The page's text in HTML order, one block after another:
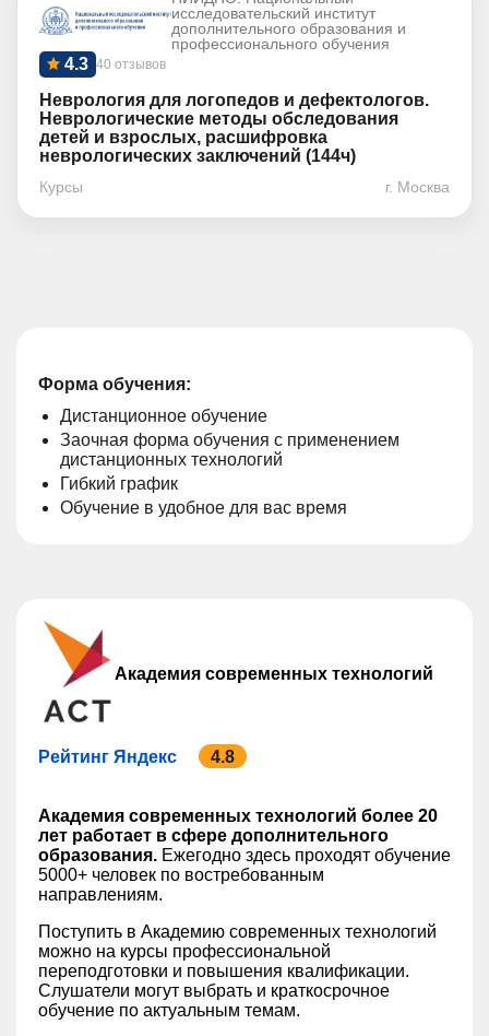
исследовательский институт
дополнительного образования и
профессионального обучения
40 отзывов
4.3
Неврология для логопедов и дефектологов.
Неврологические методы обследования
детей и взрослых, расшифровка
неврологических заключений (144ч)
Курсы г. Москва
Форма обучения:
Дистанционное обучение
Заочная форма обучения с применением
дистанционных технологий
Гибкий график
Обучение в удобное для вас время
Академия современных технологий
Рейтинг Яндекс 4.8
Академия современных технологий более 20
лет работает в сфере дополнительного
образования. Ежегодно здесь проходят обучение
5000+ человек по востребованным
направлениям.
Поступить в Академию современных технологий
можно на курсы профессиональной
переподготовки и повышения квалификации.
Слушатели могут выбрать и краткосрочное
обучение по актуальным темам.